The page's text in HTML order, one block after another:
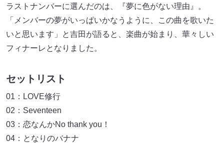
ラストナンバーに選んだのは、『夢に色がない理由』。
「メンバーの夢がいっぱいかなうように、この曲を歌いた
いと思います」と吉田が語ると、楽曲が始まり、華々しい
フィナーレとなりました。
セットリスト
01：LOVE修行
02：Seventeen
03：恋なんかNo thank you！
04：となりのバナナ